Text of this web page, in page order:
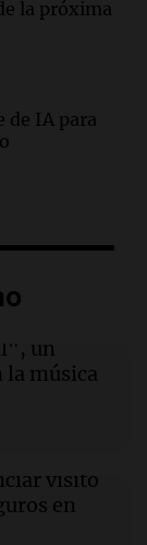
la próxima
de IA para
Atoms
se
Líbano,
desde
un
la música
visitó
en